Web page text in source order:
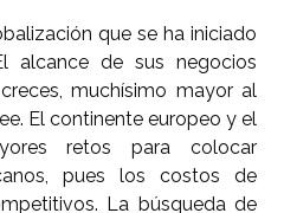
que se ha iniciado
alcance de sus negocios
muchísimo mayor al
El continente europeo y el
retos para colocar
pues los costos de
La búsqueda de